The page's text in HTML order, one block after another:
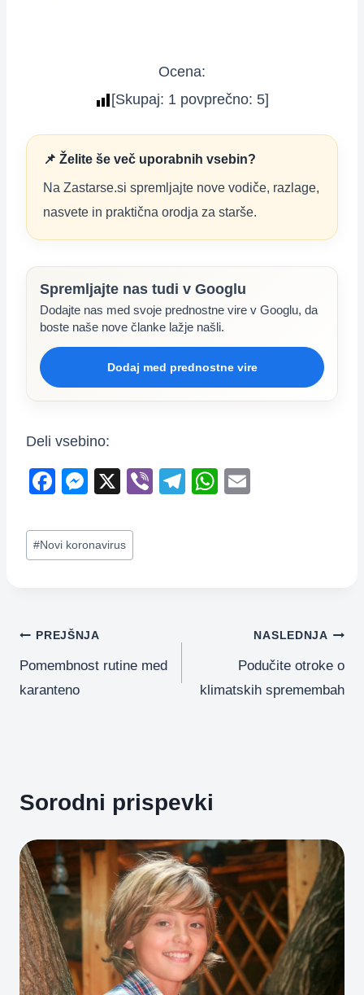
Ocena:
[Skupaj: 1 povprečno: 5]
📌 Želite še več uporabnih vsebin?
Na Zastarse.si spremljajte nove vodiče, razlage,
nasvete in praktična orodja za starše.
Spremljajte nas tudi v Googlu
Dodajte nas med svoje prednostne vire v Googlu, da
boste naše nove članke lažje našli.
Dodaj med prednostne vire
Deli vsebino:
F
c
e
o
k
M
ss
e
er
X
Vi
T
W
Post
Tags:
#Novi koronavirus
Navigacija
prispevka
PREJŠNJA
Pomembnost rutine med
karanteno
NASLEDNJA
Podučite otroke o
klimatskih spremembah
Sorodni prispevki